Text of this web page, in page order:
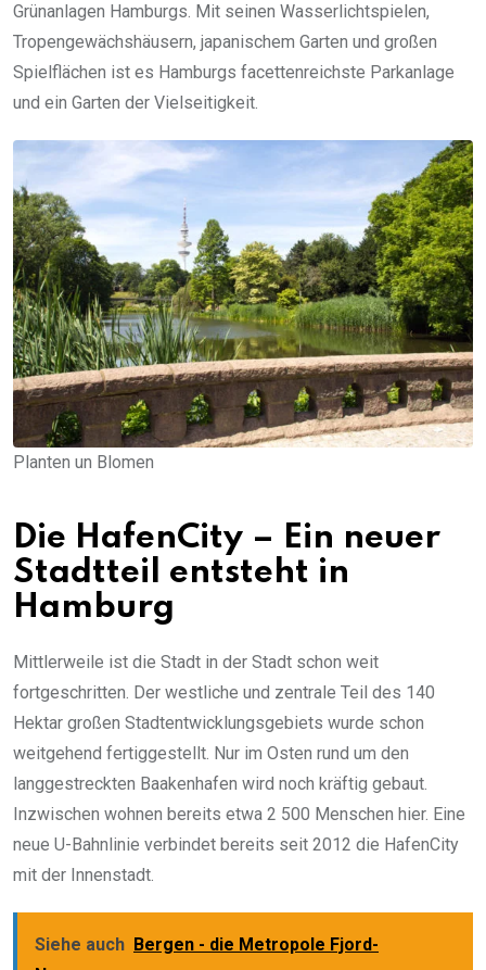
Grünanlagen Hamburgs. Mit seinen Wasserlichtspielen,
Tropengewächshäusern, japanischem Garten und großen
Spielflächen ist es Hamburgs facettenreichste Parkanlage
und ein Garten der Vielseitigkeit.
Planten un Blomen
Die HafenCity – Ein neuer
Stadtteil entsteht in
Hamburg
Mittlerweile ist die Stadt in der Stadt schon weit
fortgeschritten. Der westliche und zentrale Teil des 140
Hektar großen Stadtentwicklungsgebiets wurde schon
weitgehend fertiggestellt. Nur im Osten rund um den
langgestreckten Baakenhafen wird noch kräftig gebaut.
Inzwischen wohnen bereits etwa 2 500 Menschen hier. Eine
neue U-Bahnlinie verbindet bereits seit 2012 die HafenCity
mit der Innenstadt.
Siehe auch Bergen - die Metropole Fjord-